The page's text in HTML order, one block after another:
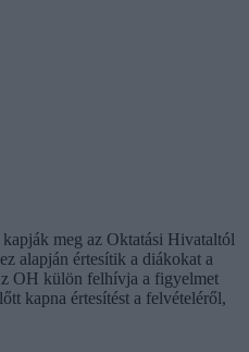
meg az Oktatási Hivataltól
alapján értesítik a diákokat a
OH külön felhívja a figyelmet
kapna értesítést a felvételéről,